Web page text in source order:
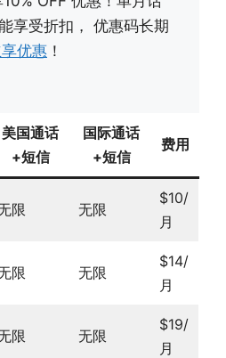
享受折扣， 优惠码长期
优惠 ！
美国通话
+短信
国际通话
+短信
费用
限 无限
$10/
月
限 无限
$14/
月
限 无限
$19/
月